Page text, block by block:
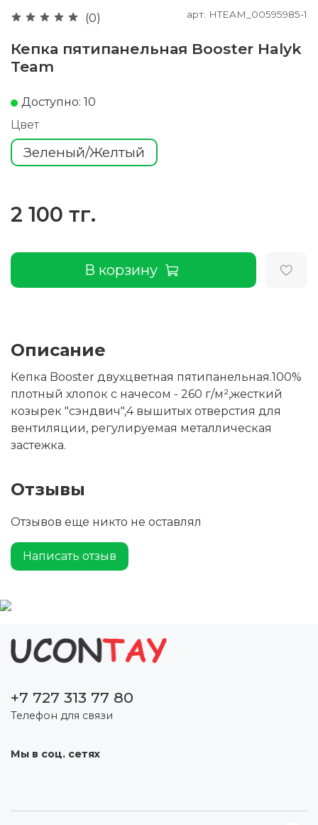
(0) арт. HTEAM_00595985-1
Кепка пятипанельная Booster Halyk
Team
Доступно: 10
Цвет
Зеленый/Желтый
2 100 тг.
В корзину
Описание
Кепка Booster двухцветная пятипанельная.100%
плотный хлопок с начесом - 260 г/м²,жесткий
козырек "сэндвич",4 вышитых отверстия для
вентиляции, регулируемая металлическая
застежка.
Отзывы
Отзывов еще никто не оставлял
Написать отзыв
+7 727 313 77 80
Телефон для связи
Мы в соц. сетях